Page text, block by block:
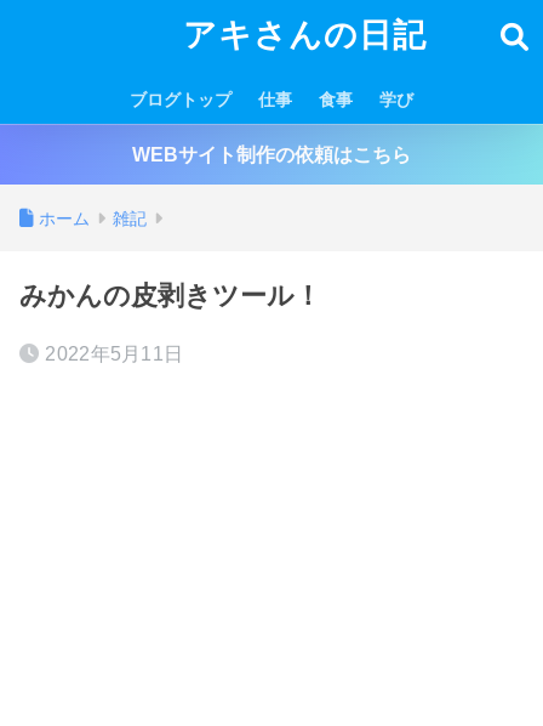
アキさんの日記
ブログトップ 仕事 食事 学び
WEBサイト制作の依頼はこちら
ホーム 雑記
みかんの皮剥きツール！
2022年5月11日